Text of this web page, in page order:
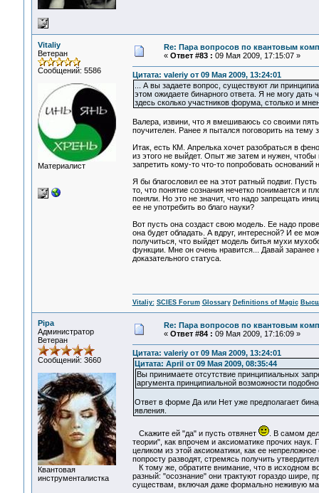
Vitaliy
Ветеран
Сообщений: 5586
Материалист
Re: Пара вопросов по квантовым
« Ответ #83 : 09 Мая 2009, 17:15:07 »
Цитата: valeriy от 09 Мая 2009, 13:24:01
... А вы задаете вопрос, существуют ли
этом ожидаете бинарного ответа. Я не могу дать
здесь сколько участников форума, столько и
Валера, извини, что я вмешиваюсь со своими
поучителен. Ранее я пытался поговорить на
Итак, есть КМ. Апрелька хочет разобраться в
из этого не выйдет. Опыт же затем и нужен,
запретить кому-то что-то попробовать оснований
Я бы благословил ее на этот ратный подвиг.
то, что понятие сознания нечетко понимается и
поняли. Но это не значит, что надо запрещать
ее не употребить во благо науки?
Вот пусть она создаст свою модель. Ее надо
она будет обладать. А вдруг, интересной? И ее
получиться, что выйдет модель битья мухи
функции. Мне он очень нравится... Давай
доказательного статуса.
Vitaliy: SCIES Forum Glossary Definitions of Magic
Pipa
Администратор
Ветеран
Сообщений: 3660
Квантовая
инструменталистка
Re: Пара вопросов по квантовым
« Ответ #84 : 09 Мая 2009, 17:16:09 »
Цитата: valeriy от 09 Мая 2009, 13:24:01
Цитата: April от 09 Мая 2009, 08:35:44
Вы принимаете отсутствие принципиальных
аргумента принципиальной возможности
Ответ в форме Да или Нет уже предполагает
явления.
Скажите ей "да" и пусть отвянет
. В самом
теории", как впрочем и аксиоматике прочих
целиком из этой аксиоматики, как ее
попросту разводят, стремясь получить
К тому же, обратите внимание, что в исходном
разный: "осознание" они трактуют гораздо
существам, включая даже формально